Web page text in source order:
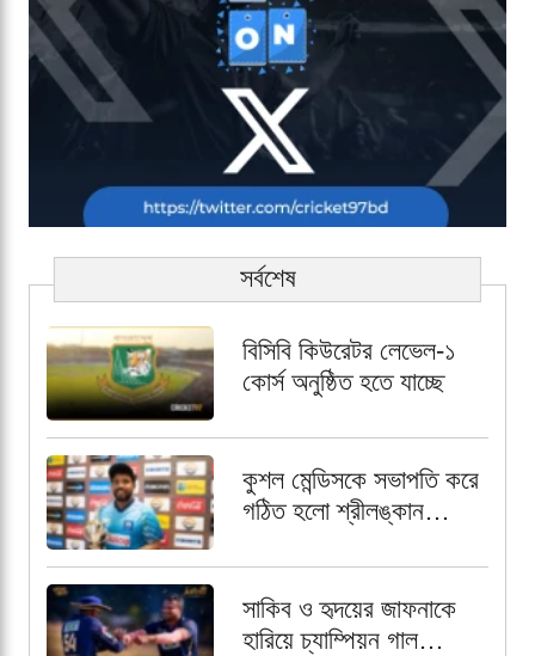
সর্বশেষ
বিসিবি কিউরেটর লেভেল-১
কোর্স অনুষ্ঠিত হতে যাচ্ছে
কুশল মেন্ডিসকে সভাপতি করে
গঠিত হলো শ্রীলঙ্কান
অ্যাসোসিয়েশন
সাকিব ও হৃদয়ের জাফনাকে
হারিয়ে চ্যাম্পিয়ন গাল